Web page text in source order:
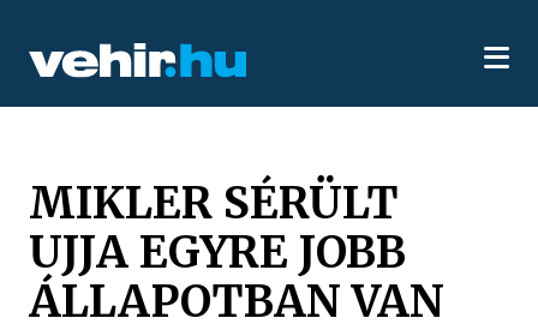
MIKLER SÉRÜLT
UJJA EGYRE JOBB
ÁLLAPOTBAN VAN